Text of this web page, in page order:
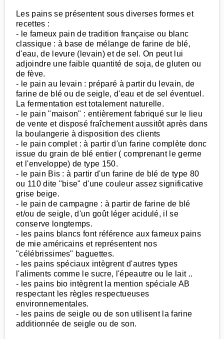
Les pains se présentent sous diverses formes et
recettes :
- le fameux pain de tradition française ou blanc
classique : à base de mélange de farine de blé,
d'eau, de levure (levain) et de sel. On peut lui
adjoindre une faible quantité de soja, de gluten ou
de fève.
- le pain au levain : préparé à partir du levain, de
farine de blé ou de seigle, d'eau et de sel éventuel.
La fermentation est totalement naturelle.
- le pain "maison" : entièrement fabriqué sur le lieu
de vente et disposé fraîchement aussitôt après dans
la boulangerie à disposition des clients
- le pain complet : à partir d'un farine complète donc
issue du grain de blé entier ( comprenant le germe
et l'enveloppe) de type 150.
- le pain Bis : à partir d'un farine de blé de type 80
ou 110 dite "bise" d'une couleur assez significative
grise beige.
- le pain de campagne : à partir de farine de blé
et/ou de seigle, d'un goût léger acidulé, il se
conserve longtemps.
- les pains blancs font référence aux fameux pains
de mie américains et représentent nos
"célébrissimes" baguettes.
- les pains spéciaux intègrent d'autres types
l'aliments comme le sucre, l'épeautre ou le lait ..
- les pains bio intègrent la mention spéciale AB
respectant les règles respectueuses
environnementales.
- les pains de seigle ou de son utilisent la farine
additionnée de seigle ou de son.